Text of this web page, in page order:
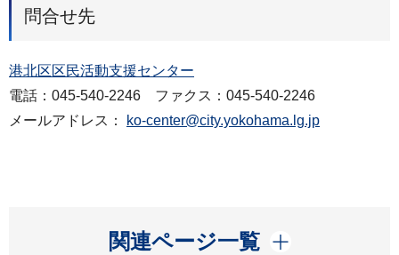
問合せ先
港北区区民活動支援センター
電話：045-540-2246 ファクス：045-540-2246
メールアドレス：
ko-center@city.yokohama.lg.jp
関連ページ一覧
開く